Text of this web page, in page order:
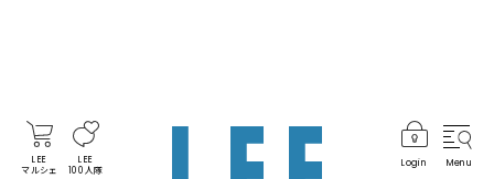
LEE
マルシェ
LEE
100人隊
Login Menu